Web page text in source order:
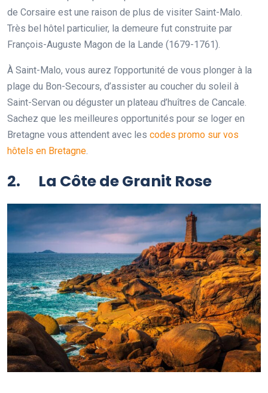
de Corsaire est une raison de plus de visiter Saint-Malo.
Très bel hôtel particulier, la demeure fut construite par
François-Auguste Magon de la Lande (1679-1761).
À Saint-Malo, vous aurez l’opportunité de vous plonger à la
plage du Bon-Secours, d’assister au coucher du soleil à
Saint-Servan ou déguster un plateau d’huîtres de Cancale.
Sachez que les meilleures opportunités pour se loger en
Bretagne vous attendent avec les codes promo sur vos
hôtels en Bretagne.
2. La Côte de Granit Rose